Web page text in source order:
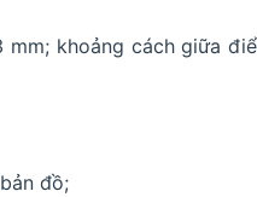
khoảng cách giữa
đồ;